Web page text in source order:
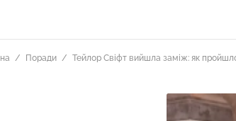
Поради Тейлор Свіфт вийшла заміж: як